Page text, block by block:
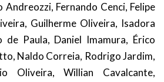
Andreozzi, Fernando Cenci, Felipe
Guilherme Oliveira, Isadora
de Paula, Daniel Imamura, Érico
Naldo Correia, Rodrigo Jardim,
Oliveira, Willian Cavalcante,